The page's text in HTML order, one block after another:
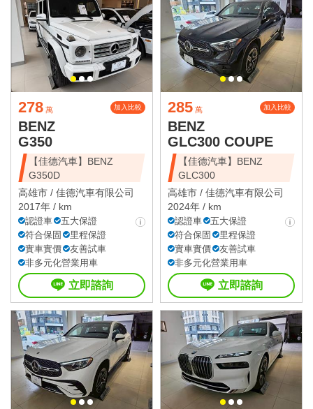
278 萬 加入比較
BENZ
G350
【佳德汽車】BENZ
G350D
高雄市 / 佳德汽車有限公司
2017年 / km
認證車
五大保證
符合保固
里程保證
實車實價
友善試車
非多元化營業用車
立即諮詢
285 萬 加入比較
BENZ
GLC300 COUPE
【佳德汽車】BENZ
GLC300
高雄市 / 佳德汽車有限公司
2024年 / km
認證車
五大保證
符合保固
里程保證
實車實價
友善試車
非多元化營業用車
立即諮詢